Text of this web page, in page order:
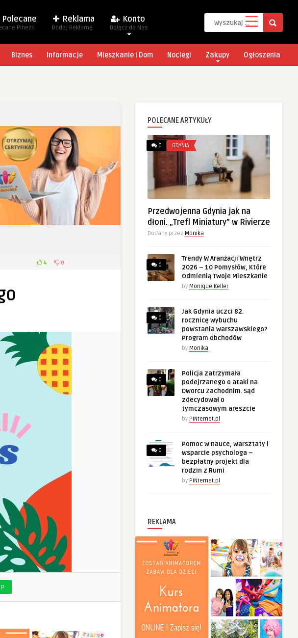
Polecane
Pinezki
Reklama
Dodaj Reklamę
Konto
Dołącz do Nas
Biznes Informacje Mieszkanie i Dom Noclegi Zakupy Ogłoszenia
4 0
POLECANE ARTYKUŁY
0 GDYNIA
Przedwojenna Gdynia jak na
dłoni. „Trefl Miniatury” w Rivierze
Dodany przez Monika
0
Trendy W Aranżacji Wnętrz
2026 – 10 Pomysłów, Które
Odmienią Twoje Mieszkanie
by Monique Keller
0
Jak Gdynia uczci 82.
rocznicę wybuchu
powstania warszawskiego?
Program obchodów
by Monika
0
Policja zatrzymała
podejrzanego o ataki na
Dworcu Zachodnim. Sąd
zdecydował o
tymczasowym areszcie
by PINternet.pl
0
Pomoc w nauce, warsztaty i
wsparcie psychologa –
bezpłatny projekt dla
rodzin z Rumi
by PINternet.pl
REKLAMA